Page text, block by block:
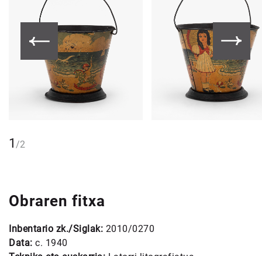
1 /2
Obraren fitxa
Inbentario zk./Siglak: 2010/0270
Data: c. 1940